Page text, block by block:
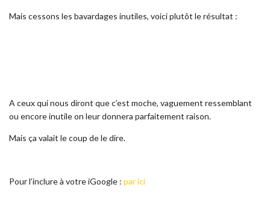
Mais cessons les bavardages inutiles, voici plutôt le résultat :
A ceux qui nous diront que c’est moche, vaguement ressemblant
ou encore inutile on leur donnera parfaitement raison.
Mais ça valait le coup de le dire.
Pour l’inclure à votre iGoogle : par ici